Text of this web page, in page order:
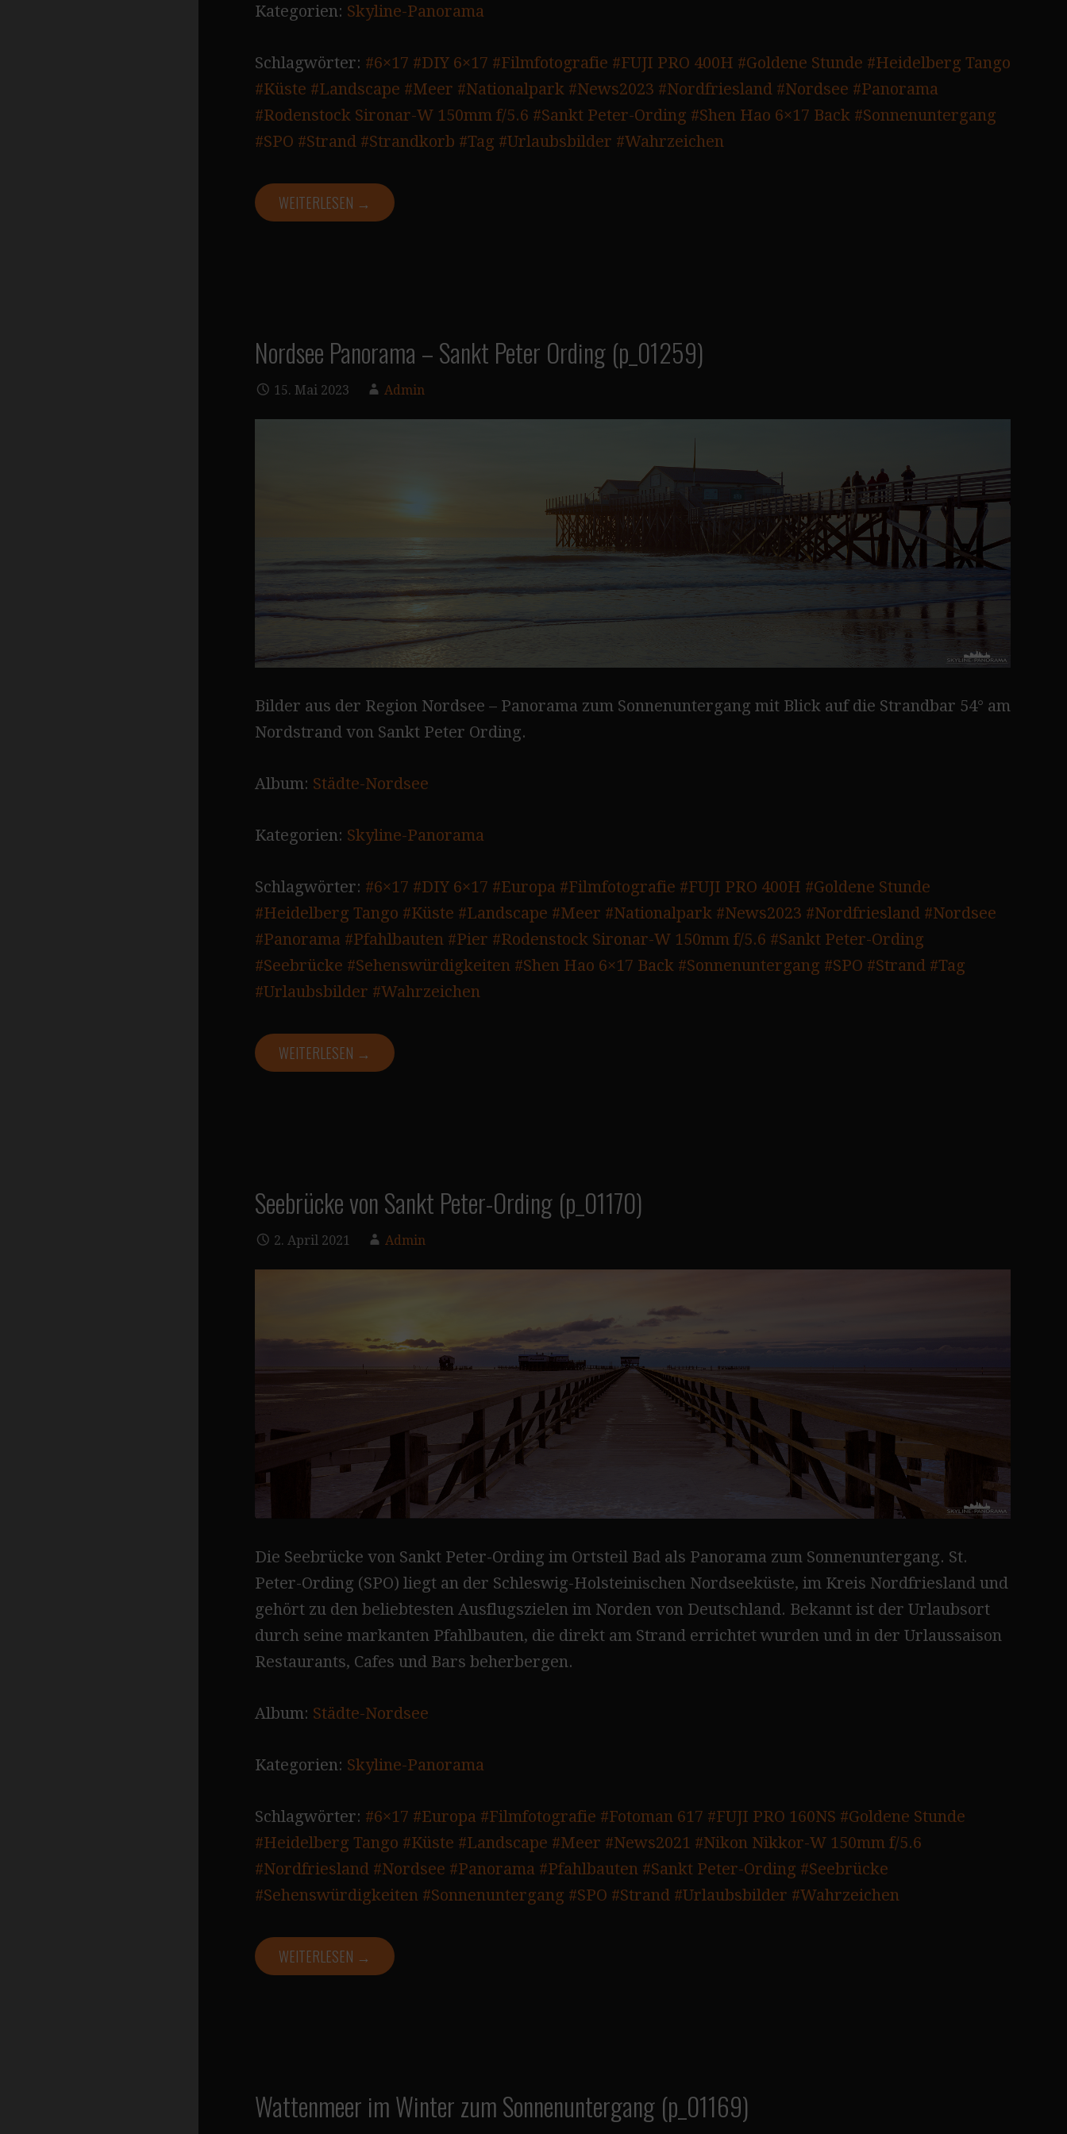
Kategorien: Skyline-Panorama
Schlagwörter: #6×17 #DIY 6×17 #Filmfotografie #FUJI PRO 400H #Goldene Stunde #Heidelberg Tango
#Küste #Landscape #Meer #Nationalpark #News2023 #Nordfriesland #Nordsee #Panorama
#Rodenstock Sironar-W 150mm f/5.6 #Sankt Peter-Ording #Shen Hao 6×17 Back #Sonnenuntergang
#SPO #Strand #Strandkorb #Tag #Urlaubsbilder #Wahrzeichen
WEITERLESEN →
Nordsee Panorama – Sankt Peter Ording (p_01259)
15. Mai 2023 Admin
Bilder aus der Region Nordsee – Panorama zum Sonnenuntergang mit Blick auf die Strandbar 54° am
Nordstrand von Sankt Peter Ording.
Album: Städte-Nordsee
Kategorien: Skyline-Panorama
Schlagwörter: #6×17 #DIY 6×17 #Europa #Filmfotografie #FUJI PRO 400H #Goldene Stunde
#Heidelberg Tango #Küste #Landscape #Meer #Nationalpark #News2023 #Nordfriesland #Nordsee
#Panorama #Pfahlbauten #Pier #Rodenstock Sironar-W 150mm f/5.6 #Sankt Peter-Ording
#Seebrücke #Sehenswürdigkeiten #Shen Hao 6×17 Back #Sonnenuntergang #SPO #Strand #Tag
#Urlaubsbilder #Wahrzeichen
WEITERLESEN →
Seebrücke von Sankt Peter-Ording (p_01170)
2. April 2021 Admin
Die Seebrücke von Sankt Peter-Ording im Ortsteil Bad als Panorama zum Sonnenuntergang. St.
Peter-Ording (SPO) liegt an der Schleswig-Holsteinischen Nordseeküste, im Kreis Nordfriesland und
gehört zu den beliebtesten Ausflugszielen im Norden von Deutschland. Bekannt ist der Urlaubsort
durch seine markanten Pfahlbauten, die direkt am Strand errichtet wurden und in der Urlaussaison
Restaurants, Cafes und Bars beherbergen.
Album: Städte-Nordsee
Kategorien: Skyline-Panorama
Schlagwörter: #6×17 #Europa #Filmfotografie #Fotoman 617 #FUJI PRO 160NS #Goldene Stunde
#Heidelberg Tango #Küste #Landscape #Meer #News2021 #Nikon Nikkor-W 150mm f/5.6
#Nordfriesland #Nordsee #Panorama #Pfahlbauten #Sankt Peter-Ording #Seebrücke
#Sehenswürdigkeiten #Sonnenuntergang #SPO #Strand #Urlaubsbilder #Wahrzeichen
WEITERLESEN →
Wattenmeer im Winter zum Sonnenuntergang (p_01169)